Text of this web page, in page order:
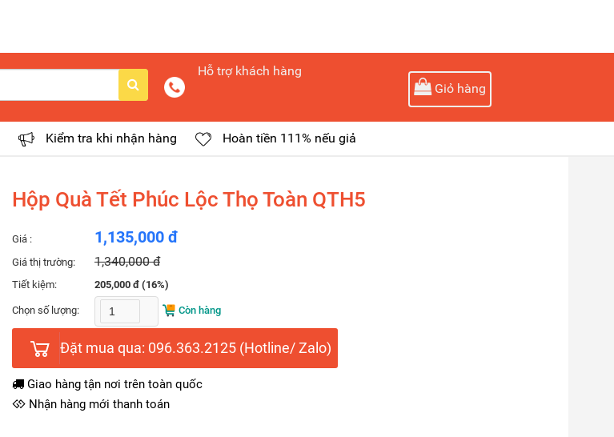
Hỗ trợ khách hàng
Giỏ hàng
Kiểm tra khi nhận hàng Hoàn tiền 111% nếu giả
Hộp Quà Tết Phúc Lộc Thọ Toàn QTH5
Giá : 1,135,000 đ
Giá thị trường: 1,340,000 đ
Tiết kiệm: 205,000 đ (16%)
Chọn số lượng: Còn hàng
Đặt mua qua: 096.363.2125 (Hotline/ Zalo)
Giao hàng tận nơi trên toàn quốc
Nhận hàng mới thanh toán